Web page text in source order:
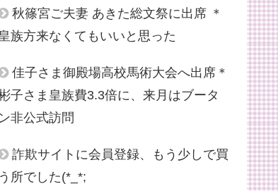
秋篠宮ご夫妻 あきた総文祭に出席 ＊
族方来なくてもいいと思った
佳子さま御殿場高校馬術大会へ出席＊
子さま皇族費3.3倍に、来月はブータ
ン非公式訪問
詐欺サイトに会員登録、もう少しで買
う所でした(*_*;